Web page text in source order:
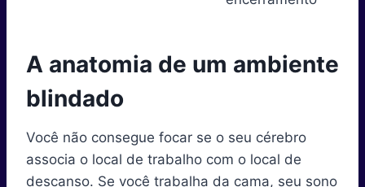
A anatomia de um ambiente
blindado
Você não consegue focar se o seu cérebro
associa o local de trabalho com o local de
descanso. Se você trabalha da cama, seu sono